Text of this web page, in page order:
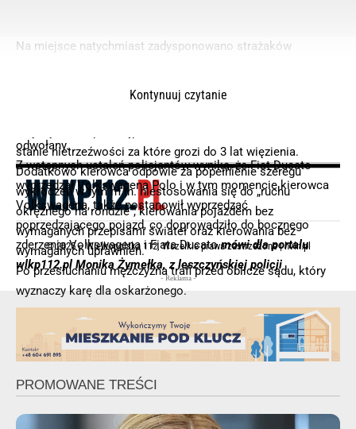
stanie nietrzeźwości za które grozi do 3 lat więzienia.
Dodatkowo kierowca odpowie za popełnienie szeregu
wykroczeń w tym m.in. niestosowania się do „ruchu
okrężnego na rondzie”, kierowania pojazdem bez
wymaganych przepisami świateł oraz kierowania bez
wymaganych uprawnień.
Po przesłuchaniu mężczyzna trafi przed oblicze sądu, który
wyznaczy karę dla oskarżonego.
Na miejsce natychmiast zadysponowano strażaków
Ratownictwa Medycznego, Policję oraz Śmigłowiec
odwołany.
Z wstępnych ustaleń policjantów wynika, że Fiat Ducato
wyprzedzał Volkswagena Polo i w tym momencie kierowca
Volkswagena, także postanowił wyprzedzać
poprzedzającego pojazd, co doprowadziło do bocznego
zderzenia Volkswagena i Fiata Ducatomówi dla portalu
wlkp112.pl Monika Żymełka, z leszczyńskiej policji
- Reklama -
Kontynuuj czytanie
© 2025 – Wielkopolska 112, Wszelkie prawa zastrzeżone |hvln.pl